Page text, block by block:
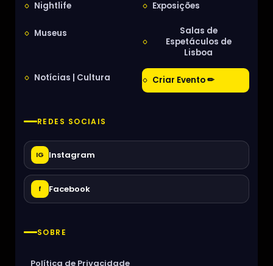
Nightlife Exposições
Museus
Salas de
Espetáculos de
Lisboa
Notícias | Cultura Criar Evento ✏
REDES SOCIAIS
IG Instagram
f Facebook
SOBRE
Política de Privacidade